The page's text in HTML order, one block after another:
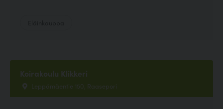
Koirakoulu Klikkeri
Leppämäentie 150, Raasepori